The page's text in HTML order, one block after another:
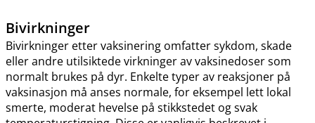
Bivirkninger
Bivirkninger etter vaksinering omfatter sykdom, skade
eller andre utilsiktede virkninger av vaksinedoser som
normalt brukes på dyr. Enkelte typer av reaksjoner på
vaksinasjon må anses normale, for eksempel lett lokal
smerte, moderat hevelse på stikkstedet og svak